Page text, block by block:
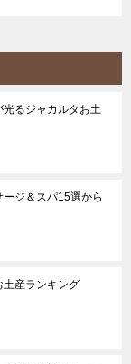
光るジャカルタお土
ージ＆スパ15選から
土産ランキング